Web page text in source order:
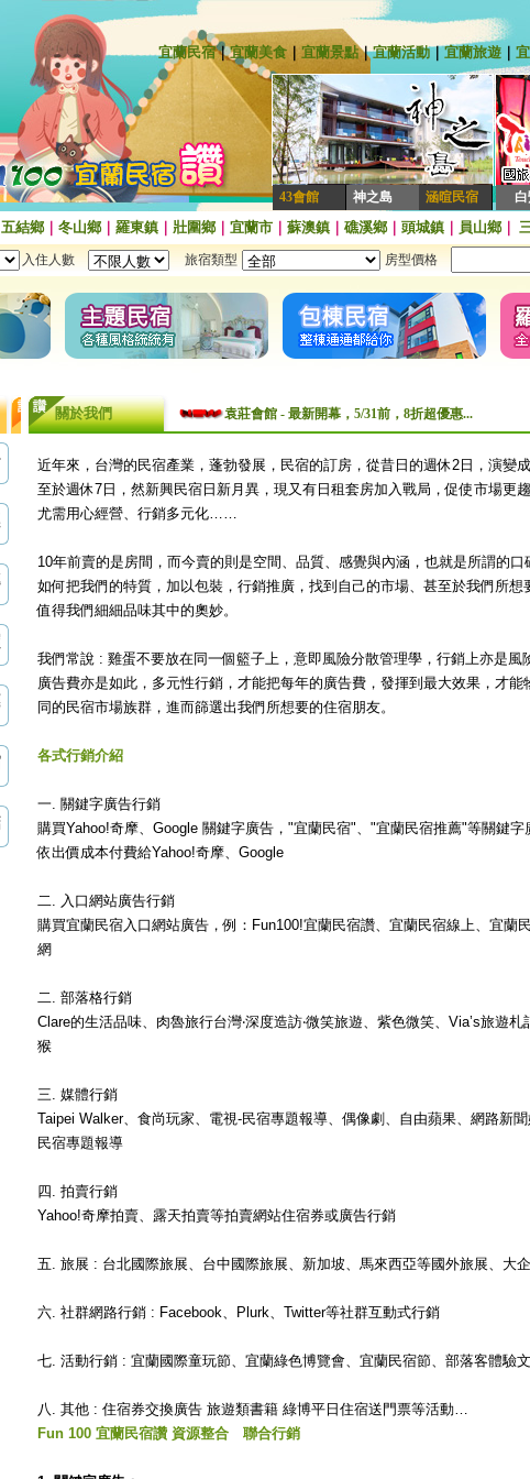
宜蘭民宿｜宜蘭美食 ｜ 宜蘭景點｜宜蘭活動｜ 宜蘭旅遊
43會館 神之島 涵暄民宿
五結鄉｜ 冬山鄉｜ 羅東鎮 壯圍鄉｜ 宜蘭市 蘇澳鎮 礁溪鄉｜ 頭城鎮 員山鄉｜
入住人數 旅宿類型 房型價格
關於我們
袁莊會館 - 最新開幕，5/31前，8折超優惠...
【民宿快訊】Fone民宿 - 即日起，預訂平日、旺日住
續住再享85折，六人即可包棟！
【民宿快訊】羅東易和屋鄉村民宿，慶祝官網上線-
袁莊會館 - 最新開幕，5/31前，8折超優惠...
[民宿快訊]連假出遊找不到房間?來~推薦這一間給你~
近年來，台灣的民宿產業，蓬勃發展，民宿的訂房，從昔日的週休2日，演變
至於週休7日，然新興民宿日新月異，現又有日租套房加入戰局，促使市場更
尤需用心經營、行銷多元化……
10年前賣的是房間，而今賣的則是空間、品質、感覺與內涵，也就是所謂的
如何把我們的特質，加以包裝，行銷推廣，找到自己的市場、甚至於我們所想
值得我們細細品味其中的奧妙。
我們常說 : 雞蛋不要放在同一個籃子上，意即風險分散管理學，行銷上亦是風
廣告費亦是如此，多元性行銷，才能把每年的廣告費，發揮到最大效果，才能
同的民宿市場族群，進而篩選出我們所想要的住宿朋友。
各式行銷介紹
一. 關鍵字廣告行銷
購買Yahoo!奇摩、Google 關鍵字廣告，"宜蘭民宿"、"宜蘭民宿推薦"等關鍵字
依出價成本付費給Yahoo!奇摩、Google
二. 入口網站廣告行銷
購買宜蘭民宿入口網站廣告，例：Fun100!宜蘭民宿讚、宜蘭民宿線上、宜蘭
網
二. 部落格行銷
Clare的生活品味、肉魯旅行台灣‧深度造訪‧微笑旅遊、紫色微笑、Via’s旅遊
猴
三. 媒體行銷
Taipei Walker、食尚玩家、電視-民宿專題報導、偶像劇、自由蘋果、網路新
民宿專題報導
四. 拍賣行銷
Yahoo!奇摩拍賣、露天拍賣等拍賣網站住宿券或廣告行銷
五. 旅展 : 台北國際旅展、台中國際旅展、新加坡、馬來西亞等國外旅展、大
六. 社群網路行銷 : Facebook、Plurk、Twitter等社群互動式行銷
七. 活動行銷 : 宜蘭國際童玩節、宜蘭綠色博覽會、宜蘭民宿節、部落客體驗
八. 其他 : 住宿券交換廣告 旅遊類書籍 綠博平日住宿送門票等活動…
Fun 100 宜蘭民宿讚 資源整合 聯合行銷